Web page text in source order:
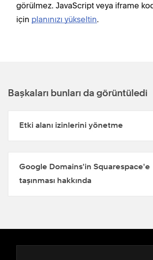
görülmez. JavaScript veya iframe
için planınızı yükseltin.
Başkaları bunları da görüntüledi
Etki alanı izinlerini yönetme
Google Domains'in Squarespace'e
taşınması hakkında